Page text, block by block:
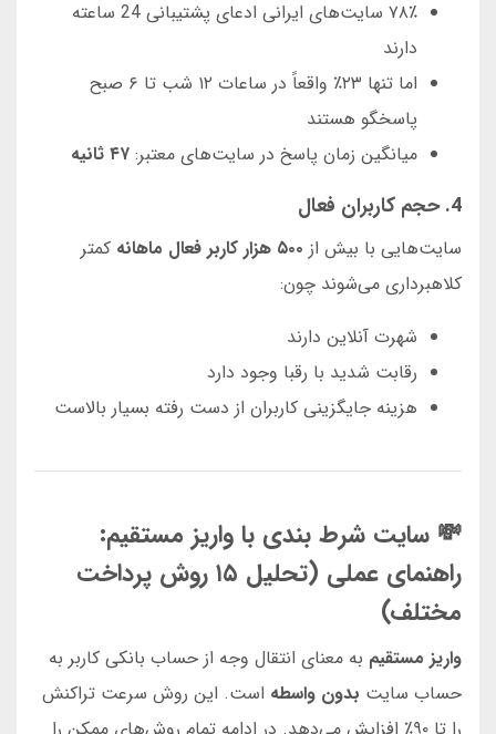
۷۸٪ سایت‌های ایرانی ادعای پشتیبانی 24 ساعته
دارند
اما تنها ۲۳٪ واقعاً در ساعات ۱۲ شب تا ۶ صبح
پاسخگو هستند
میانگین زمان پاسخ در سایت‌های معتبر: ۴۷ ثانیه
4. حجم کاربران فعال
سایت‌هایی با بیش از ۵۰۰ هزار کاربر فعال ماهانه
کمتر
کلاهبرداری می‌شوند چون:
شهرت آنلاین دارند
رقابت شدید با رقبا وجود دارد
هزینه جایگزینی کاربران از دست رفته بسیار بالاست
💸 سایت شرط بندی با واریز مستقیم:
راهنمای عملی (تحلیل ۱۵ روش پرداخت
مختلف)
واریز مستقیم به معنای انتقال وجه از حساب بانکی کاربر به
حساب سایت بدون واسطه است. این روش سرعت تراکنش